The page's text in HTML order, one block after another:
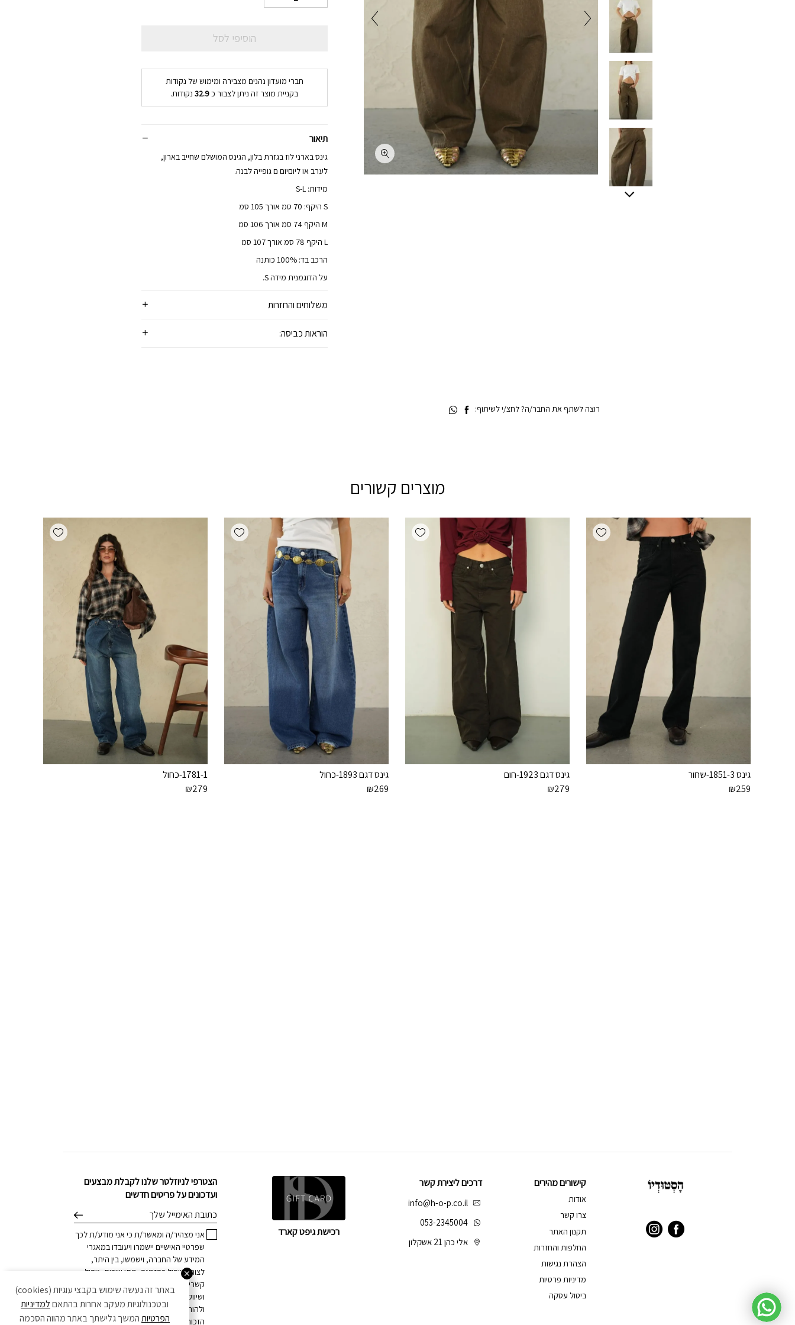
הוסיפי לסל
חברי מועדון נהנים מצבירה ומימוש של נקודות
בקניית מוצר זה ניתן לצבור כ32.9נקודות.
תיאור
גינס בארני לוז בגזרת בלון, הגינס המושלם שחייב בארון,
לערב או ליוםיום ם גופייה לבנה.
מידות: S-L
S היקף: 70 סמ אורך 105 סמ
M היקף 74 סמ אורך 106 סמ
L היקף 78 סמ אורך 107 סמ
הרכב בד: 100% כותנה
על הדוגמנית מידה S.
משלוחים והחזרות
הוראות כביסה:
רוצה לשתף את החבר/ה? לחצ/י לשיתוף:
מוצרים קשורים
Add wishlist
גינס 1851-3-שחור
₪259
Add wishlist
גינס דגם 1923-חום
₪279
Add wishlist
גינס דגם 1893-כחול
₪269
Add wishlist
1781-1-כחול
₪279
הצטרפי לניוזלטר שלנו לקבלת מבצעים
ועדכונים על פריטים חדשים
דוא׳׳ל
אני מצהיר/ה ומאשר/ת כי אני מודע/ת לכך
שפרטיי האישיים יישמרו ויעובדו במאגרי
המידע של החברה, וישמשו, בין היתר,
לצורך טיפול בהזמנה, מתן שירות, ניהול
קשרי לקוחות, וכן לצרכים מסחריים
ושיווקיים, הכל בהתאםלמדיניות הפרטיות,
ולהוראות הדין. ידוע לי כי בכל עת עומדת לי
הזכות לחזור בי מהסכמתי ו/או לדרוש את
קישורים מהירים
אודות
צרו קשר
תקנון האתר
החלפות והחזרות
הצהרת נגישות
מדיניות פרטיות
ביטול עסקה
דרכים ליצירת קשר
info@h-o-p.co.il
053-2345004
אלי כהן 21 אשקלון
רכישת גיפט קארד
באתר זה נעשה שימוש בקבצי עוגיות (cookies)
ובטכנולוגיות מעקב אחרות בהתאםלמדיניות
הפרטיותהמשך גלישתך באתר מהווה הסכמה